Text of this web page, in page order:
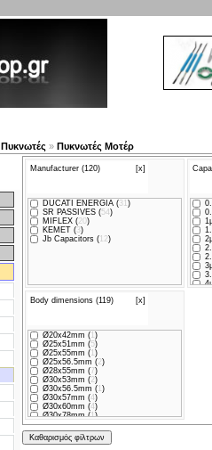
Πυκνωτές » Πυκνωτές Μοτέρ
Manufacturer (120) [x]
DUCATI ENERGIA (31)
SR PASSIVES (54 )
MIFLEX (20)
KEMET (3 )
Jb Capacitors (12)
Body dimensions (119) [x]
Ø20x42mm (1)
Ø25x51mm (5)
Ø25x55mm (1)
Ø25x56.5mm (2)
Ø28x55mm (7)
Ø30x53mm (2)
Ø30x56.5mm (1)
Ø30x57mm (4 )
Ø30x60mm (4 )
Ø30x78mm (1)
Ø34x65mm (2)
Ø35x60mm (11)
Ø35x65mm (9)